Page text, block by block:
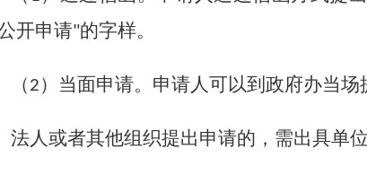
开申请"的字样。
（2）当面申请。申请人可以到政府办当场
法人或者其他组织提出申请的，需出具单